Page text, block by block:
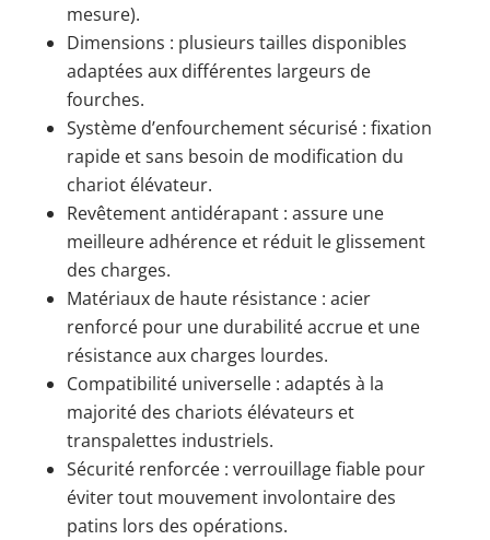
mesure).
Dimensions : plusieurs tailles disponibles
adaptées aux différentes largeurs de
fourches.
Système d’enfourchement sécurisé : fixation
rapide et sans besoin de modification du
chariot élévateur.
Revêtement antidérapant : assure une
meilleure adhérence et réduit le glissement
des charges.
Matériaux de haute résistance : acier
renforcé pour une durabilité accrue et une
résistance aux charges lourdes.
Compatibilité universelle : adaptés à la
majorité des chariots élévateurs et
transpalettes industriels.
Sécurité renforcée : verrouillage fiable pour
éviter tout mouvement involontaire des
patins lors des opérations.